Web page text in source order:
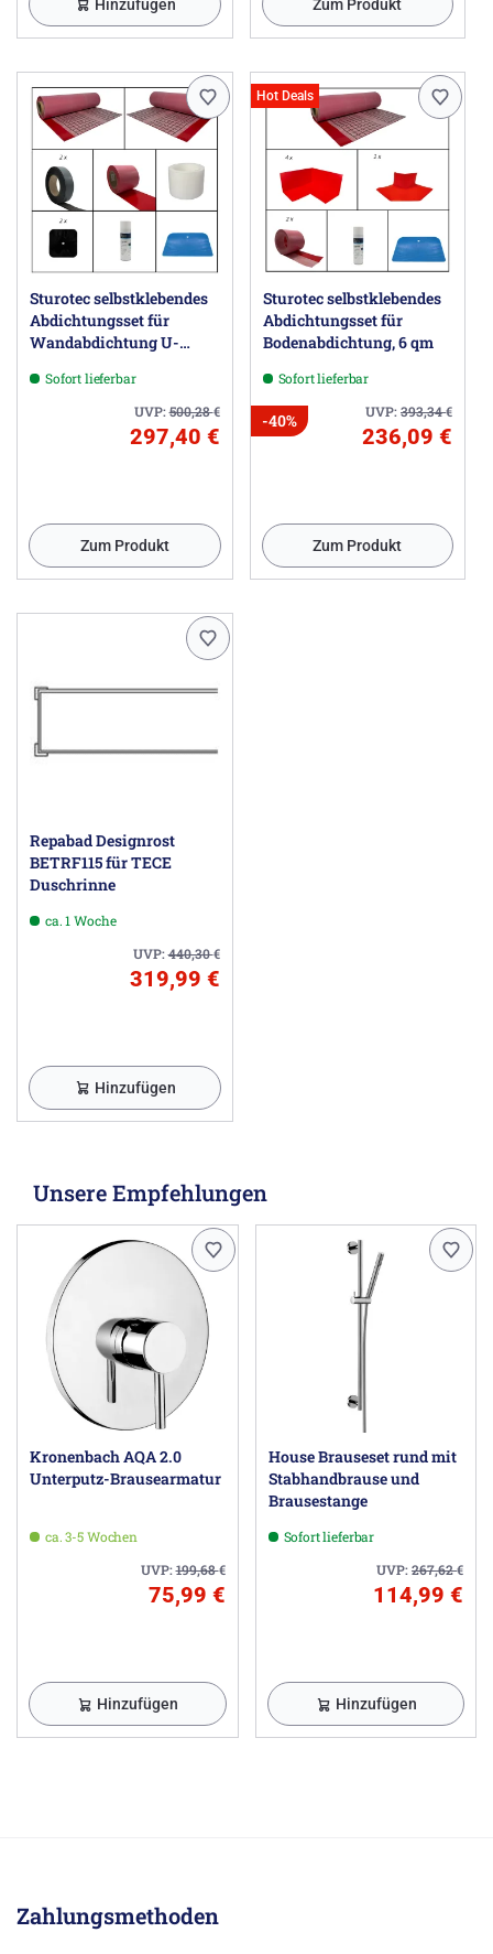
Hinzufügen Zum Produkt
Sturotec selbstklebendes
Abdichtungsset für
Wandabdichtung U-
Wannenlänge bis 3,3 m,
Wandhöhe bis 2,5 m
Sofort lieferbar
UVP:500,28€
297,40 €
Zum Produkt
Hot Deals
Sturotec selbstklebendes
Abdichtungsset für
Bodenabdichtung, 6 qm
Sofort lieferbar
UVP:393,34€
-40%
236,09 €
Zum Produkt
Repabad Designrost
BETRF115 für TECE
Duschrinne
ca. 1 Woche
UVP:440,30€
319,99 €
Hinzufügen
Unsere Empfehlungen
Kronenbach AQA 2.0
Unterputz-Brausearmatur
ca. 3-5 Wochen
UVP:199,68€
75,99 €
Hinzufügen
House Brauseset rund mit
Stabhandbrause und
Brausestange
Sofort lieferbar
UVP:267,62€
114,99 €
Hinzufügen
Zahlungsmethoden